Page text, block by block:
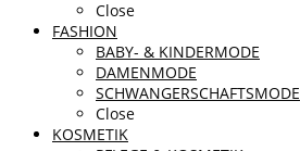
Close
FASHION
BABY- & KINDERMODE
DAMENMODE
SCHWANGERSCHAFTSMODE
Close
KOSMETIK